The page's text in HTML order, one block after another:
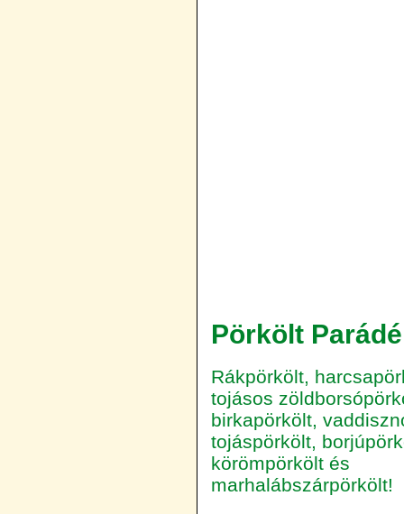
Pörkölt Parádé
Rákpörkölt,
tojásos
birkapörkölt,
tojáspörkölt,
körömpörkölt és
marhalábszárpörkölt!